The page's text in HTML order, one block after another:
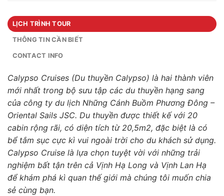
LỊCH TRÌNH TOUR
THÔNG TIN CẦN BIẾT
CONTACT INFO
Calypso Cruises (Du thuyền Calypso) là hai thành viên
mới nhất trong bộ sưu tập các du thuyền hạng sang
của công ty du lịch Những Cánh Buồm Phương Đông –
Oriental Sails JSC. Du thuyền được thiết kế với 20
cabin rộng rãi, có diện tích từ 20,5m2, đặc biệt là có
bể tắm sục cực kì vui ngoài trời cho du khách sử dụng.
Calypso Cruise là lựa chọn tuyệt vời với những trải
nghiệm bất tận trên cả Vịnh Hạ Long và Vịnh Lan Hạ
để khám phá kì quan thế giới mà chúng tôi muốn chia
sẻ cùng bạn.